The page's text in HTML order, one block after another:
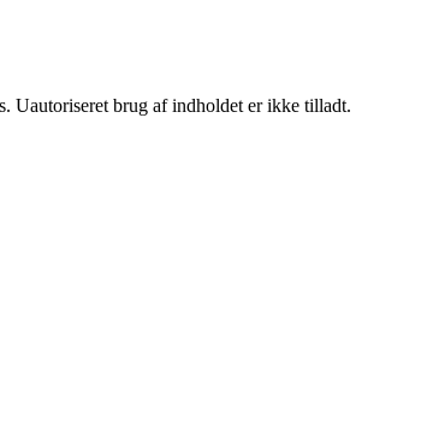
Uautoriseret brug af indholdet er ikke tilladt.